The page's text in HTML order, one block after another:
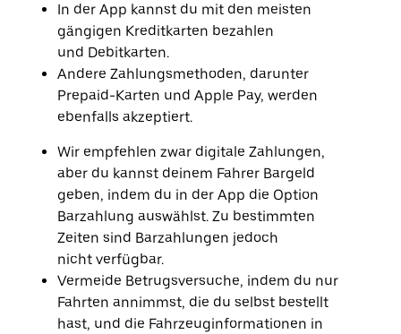
Escape-
Kalender
schließen.
In der App kannst du mit den meisten
gängigen Kreditkarten bezahlen
und Debitkarten.
Andere Zahlungsmethoden, darunter
Prepaid-Karten und Apple Pay, werden
ebenfalls akzeptiert.
Wir empfehlen zwar digitale Zahlungen,
aber du kannst deinem Fahrer Bargeld
geben, indem du in der App die Option
Barzahlung auswählst. Zu bestimmten
Zeiten sind Barzahlungen jedoch
nicht verfügbar.
Vermeide Betrugsversuche, indem du nur
Fahrten annimmst, die du selbst bestellt
hast, und die Fahrzeuginformationen in